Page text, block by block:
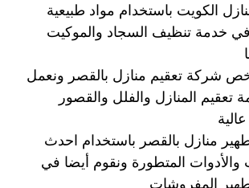
الكويت باستخدام مواد طبيعية
خدمة تنظيف السجاد والموكيت
شركة تعقيم منازل بالقصر ونعمل
تعقيم المنازل والفلل والقصور
منازل بالقصر باستخدام احدث
والأدوات المتطورة ونقوم أيضا في
المفروشات